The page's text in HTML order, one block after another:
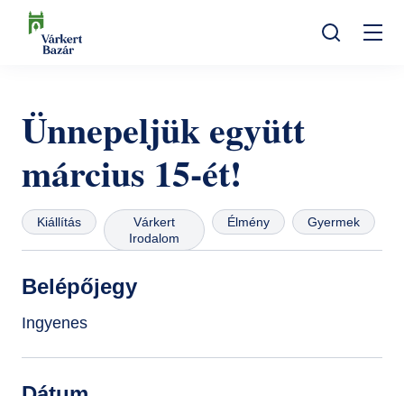
Ugrás
Kulturális események
Kiállítások
Múzeumpedagógia
Látogatóknak
Aktualitások
Rólunk
Ajándékbolt
Házirend
Kapcsolat
Elérhetőség
Nyitvatartás
Helyszínbérlés
Jegyvásárlás
Online jegyek
Ajándékutalvány
Ünnepeljük együtt
március 15-ét!
Kiállítás
Várkert
Irodalom
Élmény Gyermek
Belépőjegy
Ingyenes